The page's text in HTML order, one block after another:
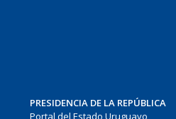
PRESIDENCIA DE LA REPÚBLICA
Portal del Estado Uruguayo